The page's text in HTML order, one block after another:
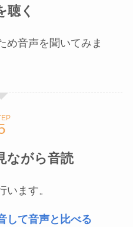
聴く
め音声を聞いてみま
ながら音読
ます。
して音声と比べる